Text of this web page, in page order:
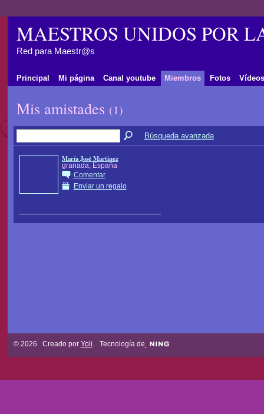
MAESTROS UNIDOS POR
Red para Maestr@s
Principal Mi página Canal youtube Miembros Fotos Vídeos
Mis amistades (1)
Búsqueda avanzada
María José Martínez
granada, España
Comentar
Enviar un regalo
© 2026 Creado por Yoli . Tecnología de